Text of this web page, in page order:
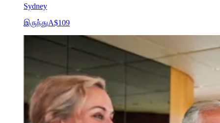
Sydney
இருந்துA$109